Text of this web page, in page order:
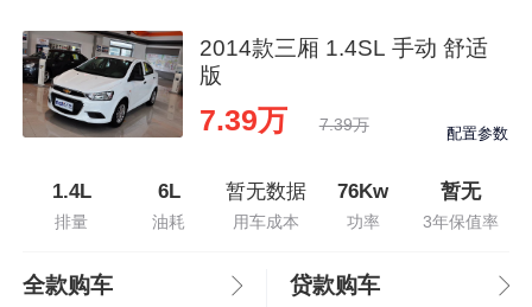
2014款三厢 1.4SL 手动 舒适
版
7.39万 7.39万 配置参数
1.4L
排量
6L
油耗
暂无数据
用车成本
76Kw
功率
暂无
3年保值率
全款购车 贷款购车